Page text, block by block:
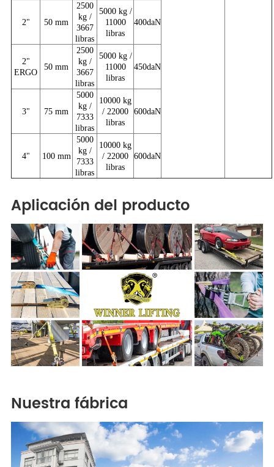
2" 50 mm
2500
kg /
3667
libras
5000 kg /
11000
libras
400daN
2"
ERGO
50 mm
2500
kg /
3667
libras
5000 kg /
11000
libras
450daN
3" 75 mm
5000
kg /
7333
libras
10000 kg
/ 22000
libras
600daN
4" 100 mm
5000
kg /
7333
libras
10000 kg
/ 22000
libras
600daN
Aplicación del producto
Nuestra fábrica